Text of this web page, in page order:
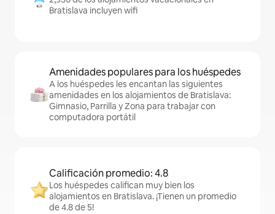
Bratislava incluyen wifi
Amenidades populares para los huéspedes
A los huéspedes les encantan las siguientes
amenidades en los alojamientos de Bratislava:
Gimnasio, Parrilla y Zona para trabajar con
computadora portátil
Calificación promedio: 4.8
Los huéspedes califican muy bien los
alojamientos en Bratislava. ¡Tienen un promedio
de 4.8 de 5!